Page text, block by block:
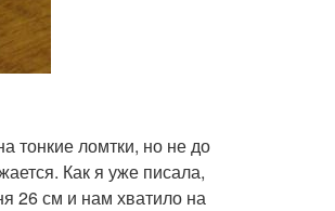
тонкие ломтки, но не до
Как я уже писала,
26 см и нам хватило на